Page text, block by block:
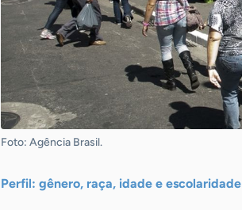
Foto: Agência Brasil.
Perfil: gênero, raça, idade e escolaridade